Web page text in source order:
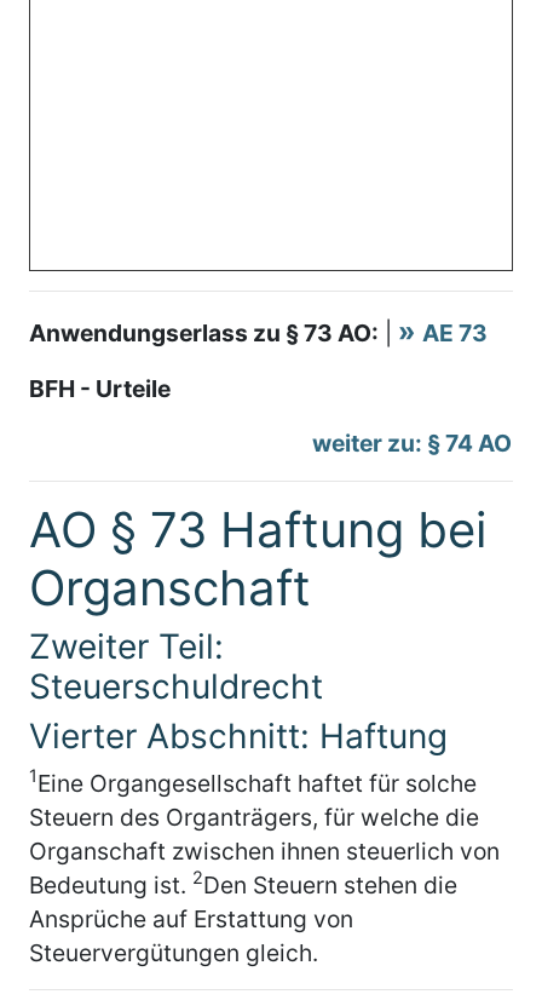
Anwendungserlass zu § 73 AO:
AE 73
BFH - Urteile
weiter zu: § 74 AO
AO § 73 Haftung bei
Organschaft
Zweiter Teil:
Steuerschuldrecht
Vierter Abschnitt: Haftung
1Eine Organgesellschaft haftet für solche
Steuern des Organträgers, für welche die
Organschaft zwischen ihnen steuerlich von
Bedeutung ist. 2Den Steuern stehen die
Ansprüche auf Erstattung von
Steuervergütungen gleich.